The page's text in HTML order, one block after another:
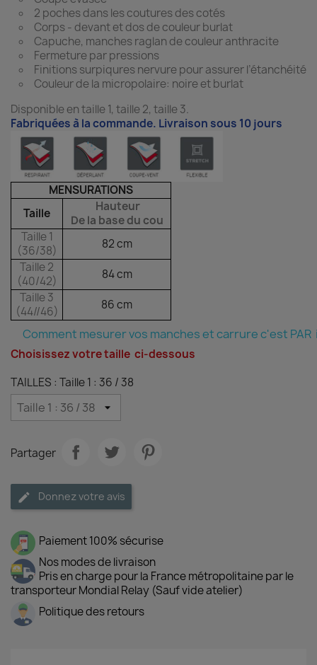
2 poches dans les coutures des cotés
Corps - devant et dos de couleur burlat
Capuche, manches raglan de couleur anthracite
Fermeture par pressions
Finitions surpiqures nervure pour assurer l’étanchéité
Couleur de la micropolaire: noire et burlat
Disponible en taille 1, taille 2, taille 3.
Fabriquées à la commande. Livraison sous 10 jours
MENSURATIONS
Taille
Hauteur
De la base du cou
Taille 1
(36/38)
82 cm
Taille 2
(40/42)
84 cm
Taille 3
(44//46)
86 cm
Comment mesurer vos manches et carrure c'est PAR
Choisissez votre taille ci-dessous
TAILLES : Taille 1 : 36 / 38
Partager
Donnez votre avis
Paiement 100% sécurise
Nos modes de livraison
Pris en charge pour la France métropolitaine par le
transporteur Mondial Relay (Sauf vide atelier)
Politique des retours